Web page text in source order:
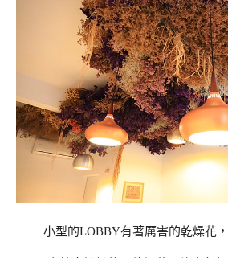
小型的LOBBY有著厲害的乾燥花